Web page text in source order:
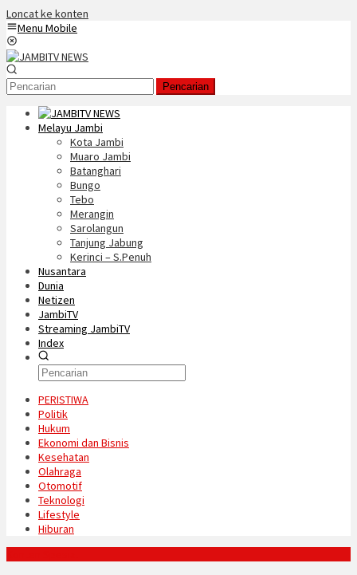
Loncat ke konten
Menu Mobile
Pencarian
Melayu Jambi
Kota Jambi
Muaro Jambi
Batanghari
Bungo
Tebo
Merangin
Sarolangun
Tanjung Jabung
Kerinci – S.Penuh
Nusantara
Dunia
Netizen
JambiTV
Streaming JambiTV
Index
PERISTIWA
Politik
Hukum
Ekonomi dan Bisnis
Kesehatan
Olahraga
Otomotif
Teknologi
Lifestyle
Hiburan